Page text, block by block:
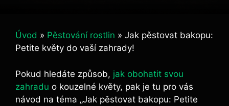
Úvod » Pěstování rostlin » Jak pěstovat bakopu:
Petite květy do vaší zahrady!
Pokud hledáte způsob, jak obohatit svou
zahradu o kouzelné květy, pak je tu pro vás
návod na téma „Jak pěstovat bakopu: Petite